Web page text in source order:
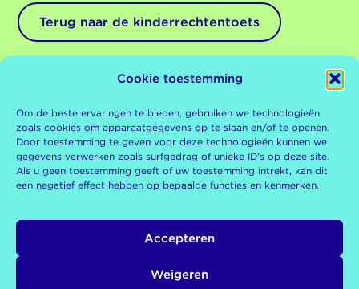
Cookie toestemming
Om de beste ervaringen te bieden, gebruiken we technologieën
zoals cookies om apparaatgegevens op te slaan en/of te openen.
Door toestemming te geven voor deze technologieën kunnen we
gegevens verwerken zoals surfgedrag of unieke ID's op deze site.
Als u geen toestemming geeft of uw toestemming intrekt, kan dit
een negatief effect hebben op bepaalde functies en kenmerken.
Accepteren
Weigeren
Terug naar de kinderrechtentoets
De
Kinderombudsman
Postbus 93122
kinderombudsman.nl
De Kinderrechtentoets is
een tool van de
Kinderombudsman
Rapportnummer
KOM008/2024